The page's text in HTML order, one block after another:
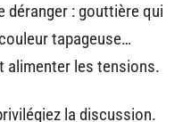
déranger : gouttière qui
tapageuse…
alimenter les tensions.
la discussion.